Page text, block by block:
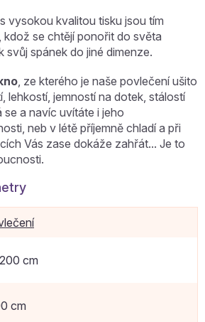
s vysokou kvalitou tisku jsou tím
se chtějí ponořit do světa
spánek do jiné dimenze.
, ze kterého je naše povlečení ušito
lehkostí, jemností na dotek, stálostí
se a navíc uvítáte i jeho
neb v létě příjemně chladí a při
Vás zase dokáže zahřát... Je to
cm
cm